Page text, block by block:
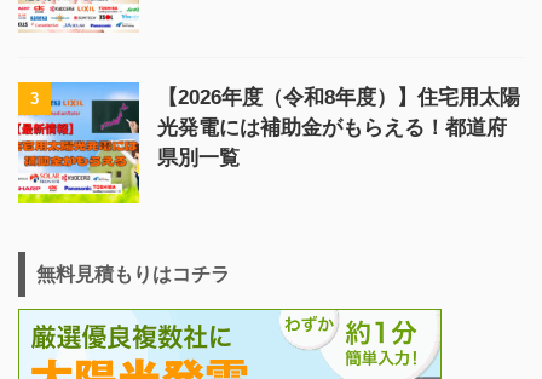
3
【2026年度（令和8年度）】住宅用太陽
光発電には補助金がもらえる！都道府
県別一覧
無料見積もりはコチラ